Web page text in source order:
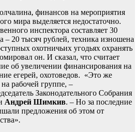
финансов на мероприятия
мира выделяется недостаточно.
инспектора составляет 30
– 20 тысяч рублей, техника изношена
охотничьих угодьях охранять
он. И сказал, что считает
об увеличении финансирования на
егерей, охотоведов. «Это же
рабочей группе, –
Законодательного Собрания
Андрей Шимкив. – Но за последние
предложения об этом от